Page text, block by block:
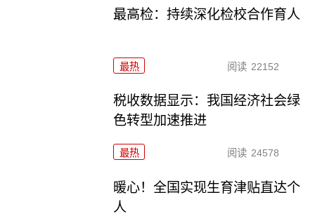
最高检：持续深化检校合作育人
最热 阅读 22152
税收数据显示：我国经济社会绿
色转型加速推进
最热 阅读 24578
暖心！全国实现生育津贴直达个
人